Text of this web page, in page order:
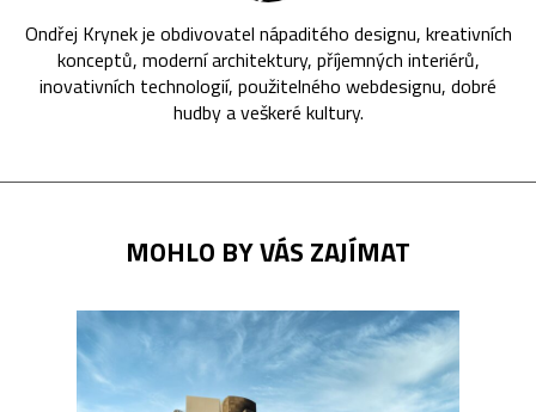
Ondřej Krynek je obdivovatel nápaditého designu, kreativních
konceptů, moderní architektury, příjemných interiérů,
inovativních technologií, použitelného webdesignu, dobré
hudby a veškeré kultury.
MOHLO BY VÁS ZAJÍMAT